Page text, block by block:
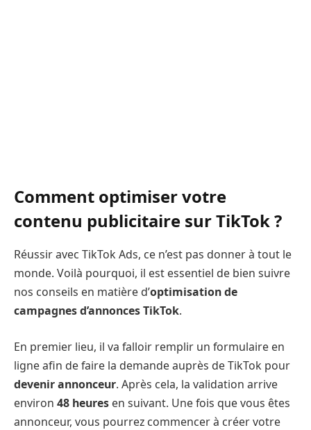
Comment optimiser votre
contenu publicitaire sur TikTok ?
Réussir avec TikTok Ads, ce n’est pas donner à tout le
monde. Voilà pourquoi, il est essentiel de bien suivre
nos conseils en matière d’optimisation de
campagnes d’annonces TikTok.
En premier lieu, il va falloir remplir un formulaire en
ligne afin de faire la demande auprès de TikTok pour
devenir annonceur. Après cela, la validation arrive
environ 48 heures en suivant. Une fois que vous êtes
annonceur, vous pourrez commencer à créer votre